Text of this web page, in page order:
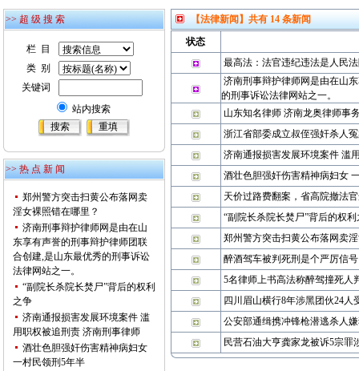
>> 超 级 搜 索
栏 目
类 别
关键词
站内搜索
>> 热 点 新 闻
郑州警方突击扫黄公布落网卖
淫女裸照错在哪里？
济南刑事辩护律师网是由在山
东享有声誉的刑事辩护律师团联
合创建,是山东最优秀的刑事诉讼
法律网站之一。
“副院长杀院长焚尸”背后的权利
之争
济南通报损害发展环境案件 滥
用职权被追刑责 济南刑事律师
酒壮色胆强奸伤害精神病妇女
一村民领刑5年半
【法律新闻】 共有 14条新闻
状态
最高法：法官违纪违法是人民
济南刑事辩护律师网是由在山
的刑事诉讼法律网站之一。
山东知名律师 济南龙奥律师事
浙江省部委成立叔侄强奸杀人
济南通报损害发展环境案件 滥
酒壮色胆强奸伤害精神病妇女
天价过路费翻案，省高院撤法
“副院长杀院长焚尸”背后的权利
郑州警方突击扫黄公布落网卖
醉酒驾车被判死刑是个严厉信号
5名律师上书高法称醉驾撞死人
四川眉山横行8年涉黑团伙24人
公安部通缉携冲锋枪潜逃杀人
民营石油大亨龚家龙被诉5宗罪